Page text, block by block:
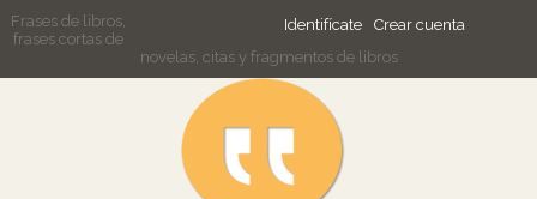
Identifícate Crear cuenta
Frases de libros,
frases cortas de
novelas, citas y fragmentos de libros